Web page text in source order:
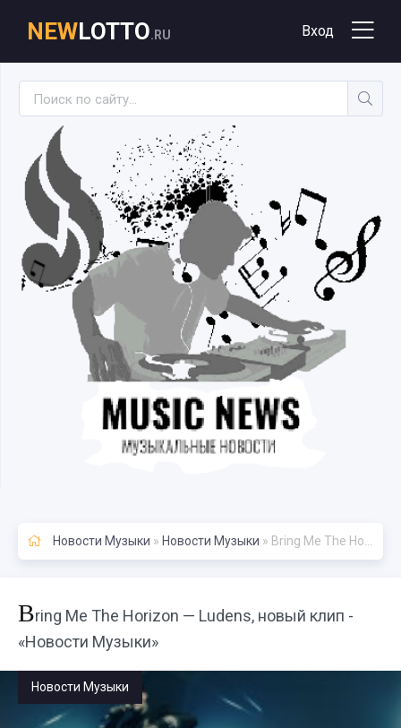
NEWLOTTO.RU Вход
Новости Музыки » Новости Музыки » Bring Me The Horizon — Ludens, новый клип - «Новости Музыки»
Bring Me The Horizon — Ludens, новый клип -
«Новости Музыки»
Новости Музыки